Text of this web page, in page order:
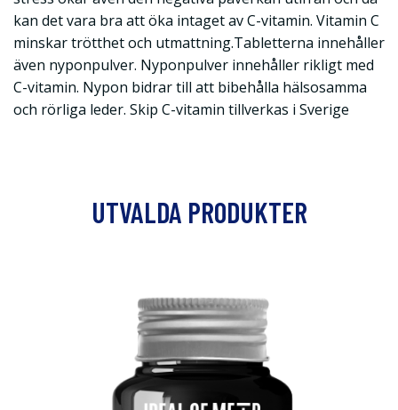
kan det vara bra att öka intaget av C-vitamin. Vitamin C
minskar trötthet och utmattning.Tabletterna innehåller
även nyponpulver. Nyponpulver innehåller rikligt med
C-vitamin. Nypon bidrar till att bibehålla hälsosamma
och rörliga leder. Skip C-vitamin tillverkas i Sverige
UTVALDA PRODUKTER